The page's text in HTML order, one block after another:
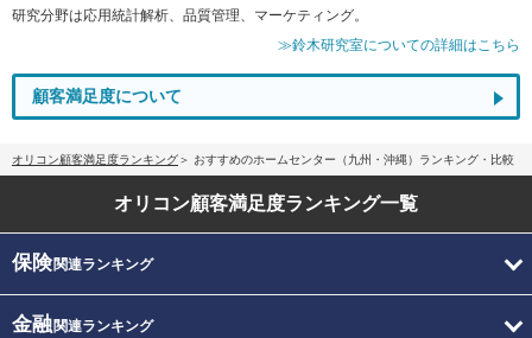
研究分野は応用統計解析、品質管理、マーケティング。
≫鈴木研究室についての詳細はこちら
顧客満足度について
オリコン顧客満足度ランキング おすすめのホームセンター（九州・沖縄）ランキング・比較
オリコン顧客満足度ランキング一覧
保険関連ランキング
金融関連ランキング